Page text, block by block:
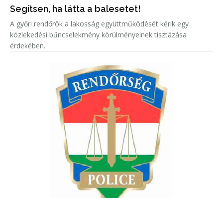
Segítsen, ha látta a balesetet!
A győri rendőrök a lakosság együttműködését kérik egy
közlekedési bűncselekmény körülményeinek tisztázása
érdekében.